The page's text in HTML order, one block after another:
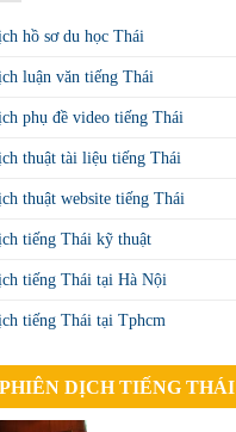
hồ sơ du học Thái
luận văn tiếng Thái
phụ đề video tiếng Thái
thuật tài liệu tiếng Thái
thuật website tiếng Thái
tiếng Thái kỹ thuật
tiếng Thái tại Hà Nội
tiếng Thái tại Tphcm
PHIÊN DỊCH TIẾNG THÁI